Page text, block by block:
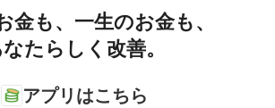
金も、 一生のお金も、
たらしく改善。
アプリはこちら